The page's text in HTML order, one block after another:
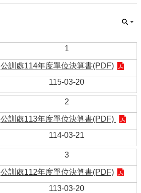
1
公訓處114年度單位決算書(PDF)
115-03-20
2
公訓處113年度單位決算書(PDF)
114-03-21
3
公訓處112年度單位決算書(PDF)
113-03-20